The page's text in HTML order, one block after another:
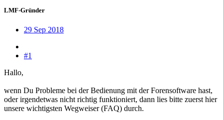
LMF-Gründer
29 Sep 2018
#1
Hallo,
wenn Du Probleme bei der Bedienung mit der Forensoftware hast,
oder irgendetwas nicht richtig funktioniert, dann lies bitte zuerst hier
unsere wichtigsten Wegweiser (FAQ) durch.